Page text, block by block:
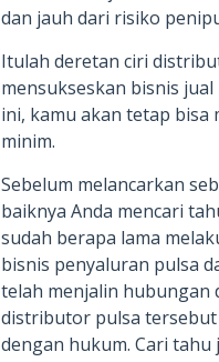
dan jauh dari risiko
Itulah deretan ciri
mensukseskan bisnis
ini, kamu akan tetap bisa
minim.
Sebelum melancarkan
baiknya Anda mencari
sudah berapa lama
bisnis penyaluran pulsa
telah menjalin hubungan
distributor pulsa
dengan hukum. Cari